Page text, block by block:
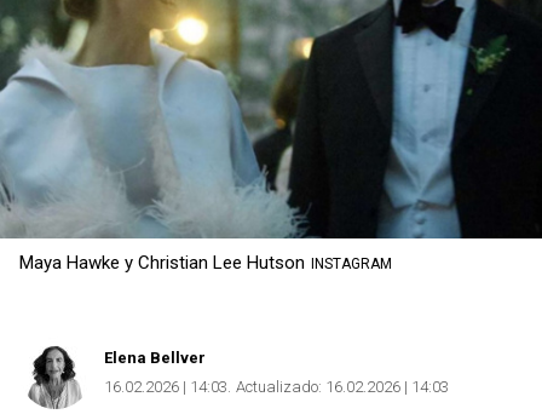
Maya Hawke y Christian Lee Hutson INSTAGRAM
Elena Bellver
16.02.2026 | 14:03 Actualizado: 16.02.2026 | 14:03